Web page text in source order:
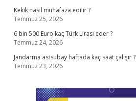
Kekik nasıl muhafaza edilir ?
Temmuz 25, 2026
6 bin 500 Euro kaç Türk Lirası eder ?
Temmuz 24, 2026
Jandarma astsubay haftada kaç saat çalışır ?
Temmuz 23, 2026